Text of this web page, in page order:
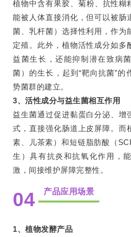
植物中含有果胶、菊粉、抗性糊
能被人体直接消化，但可以被肠
菌、乳杆菌）选择性利用，作为
定殖。此外，植物活性成分如多
益菌生长，还能抑制潜在致病
菌）的生长，起到“靶向抗菌”的
势菌群的建立。
3、活性成分与益生菌相互作用
益生菌通过促进黏蛋白分泌、增
式，直接强化肠道上皮屏障。而
素、儿茶素）和短链脂肪酸（
生）具有抗炎和抗氧化作用，
激，间接维护屏障完整性。
04 产品应用场景
1、植物发酵产品